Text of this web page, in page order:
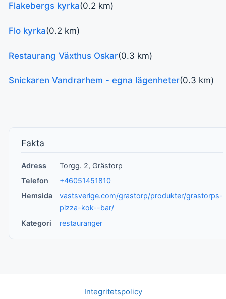
Flakebergs kyrka(0.2 km)
Flo kyrka(0.2 km)
Restaurang Växthus Oskar(0.3 km)
Snickaren Vandrarhem - egna lägenheter(0.3 km)
Fakta
Adress
Torgg. 2, Grästorp
Telefon
+46051451810
Hemsida
vastsverige.com/grastorp/produkter/grastorps-
pizza-kok--bar/
Kategori
restauranger
Integritetspolicy